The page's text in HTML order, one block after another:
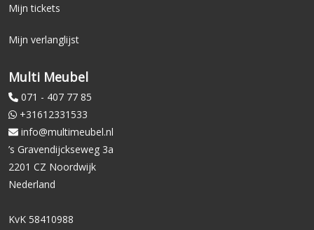
Mijn tickets
Mijn verlanglijst
Multi Meubel
071 - 407 77 85
+31612331533
info@multimeubel.nl
’s Gravendijckseweg 3a
2201 CZ Noordwijk
Nederland
KvK 58410988